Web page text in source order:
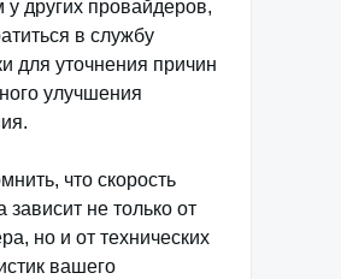
у других провайдеров,
в службу
для уточнения причин
улучшения
что скорость
зависит не только от
но и от технических
вашего